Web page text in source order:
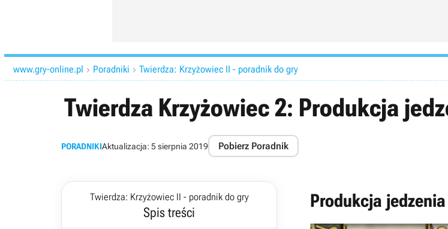
www.gry-online.pl  Poradniki  Twierdza: Krzyżowiec II - poradnik do gry
Twierdza Krzyżowiec 2: Produkcja
PORADNIKIAktualizacja: 5 sierpnia 2019 Pobierz Poradnik
Twierdza: Krzyżowiec II - poradnik do gry
Spis treści
Produkcja jedzenia